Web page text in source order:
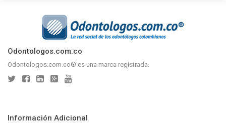
Odontologos.com.co
Odontologos.com.co® es una marca registrada.
Información Adicional